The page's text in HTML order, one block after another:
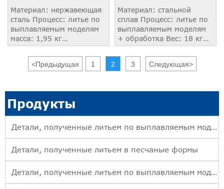
из легированной
стали
Материал: нержавеющая
сталь Процесс: литье по
выплавляемым моделям
масса: 1,95 кг
Применение:
Трубопровод
Материал: стальной
сплав Процесс: литье по
выплавляемым моделям
+ обработка Вес: 18 кг
Применение: Корпус
редуктора
<Предыдущая 1 2 3 Следующая>
Продукты
Детали, полученные литьем по выплавляемым моделям
Детали, полученные литьем в песчаные формы
Детали, полученные литьем по выплавляемым моделям